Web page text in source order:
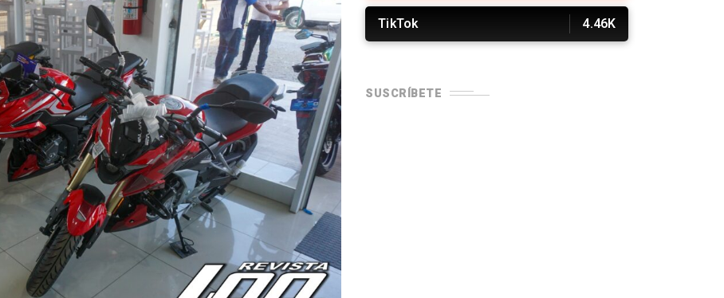
TikTok 4.46K
SUSCRÍBETE